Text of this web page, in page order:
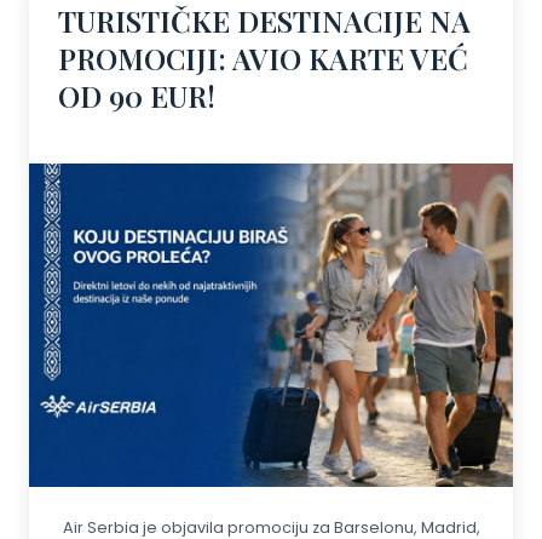
TURISTIČKE DESTINACIJE NA
PROMOCIJI: AVIO KARTE VEĆ
OD 90 EUR!
Air Serbia je objavila promociju za Barselonu, Madrid,